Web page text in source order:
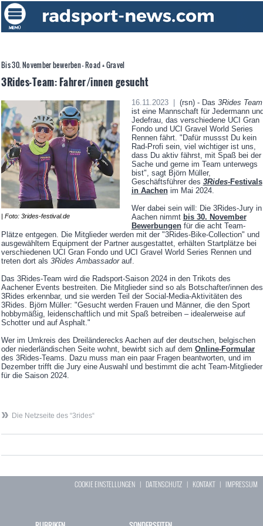
Bis 30. November bewerben - Road + Gravel
3Rides-Team: Fahrer/innen gesucht
| Foto: 3rides-festival.de
16.11.2023 | (rsn) - Das 3Rides Team
ist eine Mannschaft für Jedermann
Jedefrau, das verschiedene UCI Gran
Fondo und UCI Gravel World Series
Rennen fährt. "Dafür mussst Du kein
Rad-Profi sein, viel wichtiger ist uns,
dass Du aktiv fährst, mit Spaß bei der
Sache und gerne im Team unterwegs
bist", sagt Björn Müller,
Geschäftsführer des 3Rides-Festivals
in Aachenim Mai 2024.
Wer dabei sein will: Die 3Rides-Jury in
Aachen nimmt bis 30. November
Bewerbungenfür die acht Team-
Plätze entgegen. Die Mitglieder werden mit der "3Rides-Bike-Collection" und
ausgewähltem Equipment der Partner ausgestattet, erhälten Startplätze bei
verschiedenen UCI Gran Fondo und UCI Gravel World Series Rennen und
treten dort als 3Rides Ambassadorauf.
Das 3Rides-Team wird die Radsport-Saison 2024 in den Trikots des
Aachener Events bestreiten. Die Mitglieder sind so als Botschafter/innen des
3Rides erkennbar, und sie werden Teil der Social-Media-Aktivitäten des
3Rides. Björn Müller: "Gesucht werden Frauen und Männer, die den Sport
hobbymäßig, leidenschaftlich und mit Spaß betreiben – idealerweise auf
Schotter und auf Asphalt."
Wer im Umkreis des Dreiländerecks Aachen auf der deutschen, belgischen
oder niederländischen Seite wohnt, bewirbt sich auf dem Online-Formular
des 3Rides-Teams. Dazu muss man ein paar Fragen beantworten, und im
Dezember trifft die Jury eine Auswahl und bestimmt die acht Team-Mitglieder
für die Saison 2024.
Die Netzseite des “3rides“
COOKIE EINSTELLUNGEN | DATENSCHUTZ | KONTAKT| IMPRESSUM